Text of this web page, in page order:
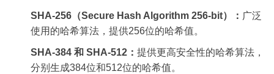
SHA-256 （Secure Hash Algorithm 256-bit）： 广泛
使用的哈希算法，提供256位的哈希值。
SHA-384 和 SHA-512 ： 提供更高安全性的哈希算法，
分别生成384位和512位的哈希值。